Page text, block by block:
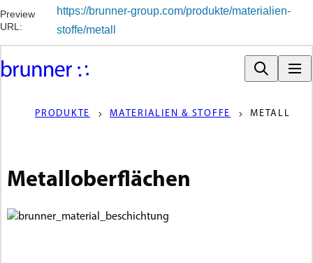
Preview
URL:
https://brunner-group.com/produkte/materialien-
stoffe/metall